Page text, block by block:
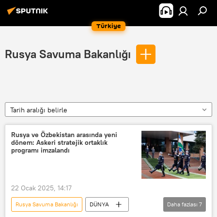
Türkiye
Rusya Savuma Bakanlığı
Tarih aralığı belirle
Rusya ve Özbekistan arasında yeni
dönem: Askeri stratejik ortaklık
programı imzalandı
22 Ocak 2025, 14:17
Rusya Savuma Bakanlığı
DÜNYA
Daha fazlası 7